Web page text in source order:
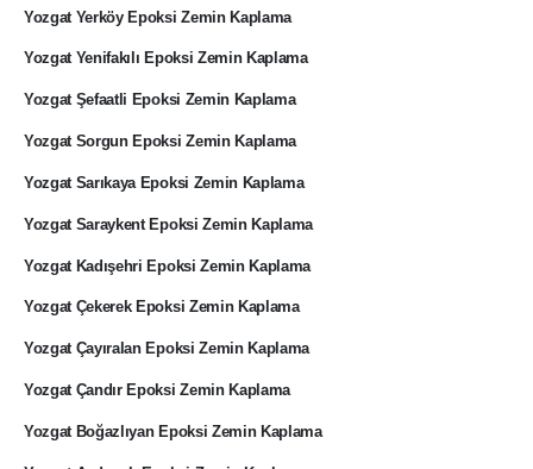
Yozgat Yerköy Epoksi Zemin Kaplama
Yozgat Yenifakılı Epoksi Zemin Kaplama
Yozgat Şefaatli Epoksi Zemin Kaplama
Yozgat Sorgun Epoksi Zemin Kaplama
Yozgat Sarıkaya Epoksi Zemin Kaplama
Yozgat Saraykent Epoksi Zemin Kaplama
Yozgat Kadışehri Epoksi Zemin Kaplama
Yozgat Çekerek Epoksi Zemin Kaplama
Yozgat Çayıralan Epoksi Zemin Kaplama
Yozgat Çandır Epoksi Zemin Kaplama
Yozgat Boğazlıyan Epoksi Zemin Kaplama